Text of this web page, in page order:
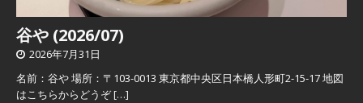
谷や (2026/07)
2026年7月31日
名前：谷や 場所：〒103-0013 東京都中央区日本橋人形町2-15-17 地図
はこちらからどうぞ[…]